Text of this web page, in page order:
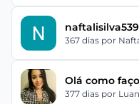
367 dias por
Olá como
377 dias por